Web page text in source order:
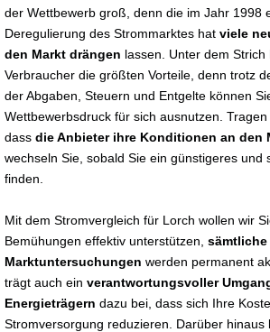
der Wettbewerb groß, denn die im Jahr 1998
Deregulierung des Strommarktes hat viele
den Markt drängen lassen. Unter dem Strich
Verbraucher die größten Vorteile, denn trotz
der Abgaben, Steuern und Entgelte können
Wettbewerbsdruck für sich ausnutzen. Tragen
dass die Anbieter ihre Konditionen an den
wechseln Sie, sobald Sie ein günstigeres und
finden.
Mit dem Stromvergleich für Lorch wollen wir
Bemühungen effektiv unterstützen, sämtliche
Marktuntersuchungen werden permanent
trägt auch ein verantwortungsvoller
Energieträgern dazu bei, dass sich Ihre
Stromversorgung reduzieren. Darüber hinaus